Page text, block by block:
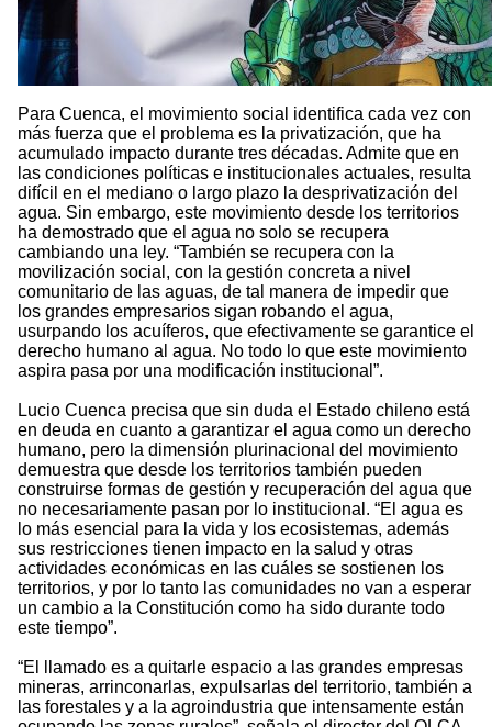
Para Cuenca, el movimiento social identifica cada vez con
más fuerza que el problema es la privatización, que ha
acumulado impacto durante tres décadas. Admite que en
las condiciones políticas e institucionales actuales, resulta
difícil en el mediano o largo plazo la desprivatización del
agua. Sin embargo, este movimiento desde los territorios
ha demostrado que el agua no solo se recupera
cambiando una ley. “También se recupera con la
movilización social, con la gestión concreta a nivel
comunitario de las aguas, de tal manera de impedir que
los grandes empresarios sigan robando el agua,
usurpando los acuíferos, que efectivamente se garantice el
derecho humano al agua. No todo lo que este movimiento
aspira pasa por una modificación institucional”.
Lucio Cuenca precisa que sin duda el Estado chileno está
en deuda en cuanto a garantizar el agua como un derecho
humano, pero la dimensión plurinacional del movimiento
demuestra que desde los territorios también pueden
construirse formas de gestión y recuperación del agua que
no necesariamente pasan por lo institucional. “El agua es
lo más esencial para la vida y los ecosistemas, además
sus restricciones tienen impacto en la salud y otras
actividades económicas en las cuáles se sostienen los
territorios, y por lo tanto las comunidades no van a esperar
un cambio a la Constitución como ha sido durante todo
este tiempo”.
“El llamado es a quitarle espacio a las grandes empresas
mineras, arrinconarlas, expulsarlas del territorio, también a
las forestales y a la agroindustria que intensamente están